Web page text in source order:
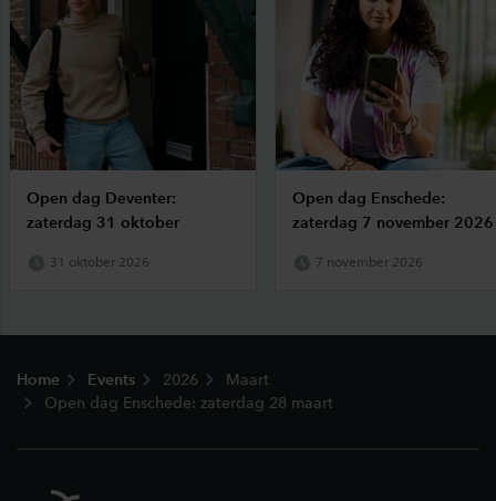
Open dag Deventer:
zaterdag 31 oktober
31 oktober 2026
Open dag Enschede:
zaterdag 7 november 2026
7 november 2026
Home Events 2026
Maart
Open dag Enschede: zaterdag 28 maart